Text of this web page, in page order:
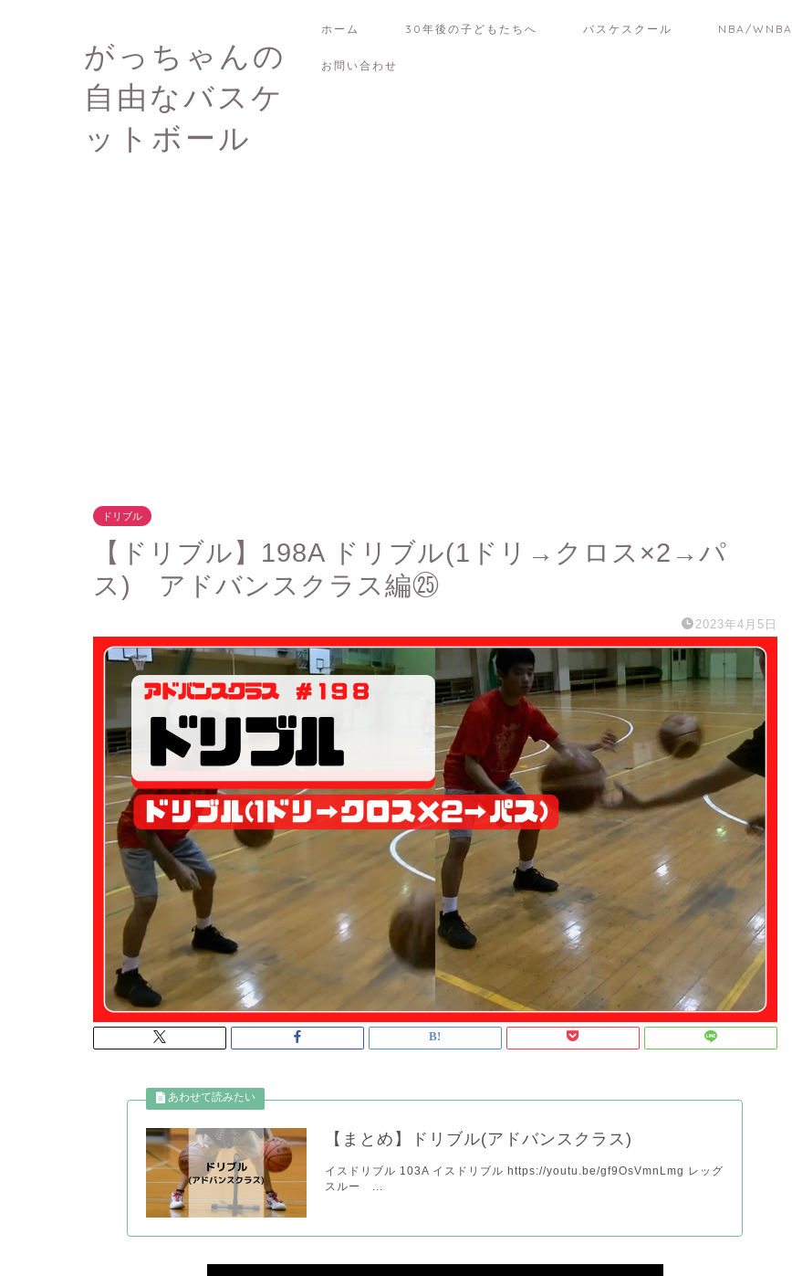
がっちゃんの
自由なバスケ
ットボール
ホーム 30年後の子どもたちへ バスケスクール NBA/WNBA
お問い合わせ
ドリブル
【ドリブル】198A ドリブル(1ドリ→クロス×2→パ
ス) アドバンスクラス編㉕
2023年4月5日
【まとめ】ドリブル(アドバンスクラス)
イスドリブル 103A イスドリブル https://youtu.be/gf9OsVmnLmg レッグ
スルー ...